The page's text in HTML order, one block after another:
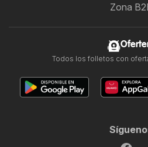
Zona
Todos los folletos con